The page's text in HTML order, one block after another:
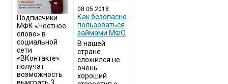
Подписчики
МФК «Честное
слово» в
социальной
сети
«ВКонтакте»
получат
возможность
08.05.2018
Как безопасно
пользоваться
займами МФО
В нашей
стране
сложился не
очень
хороший